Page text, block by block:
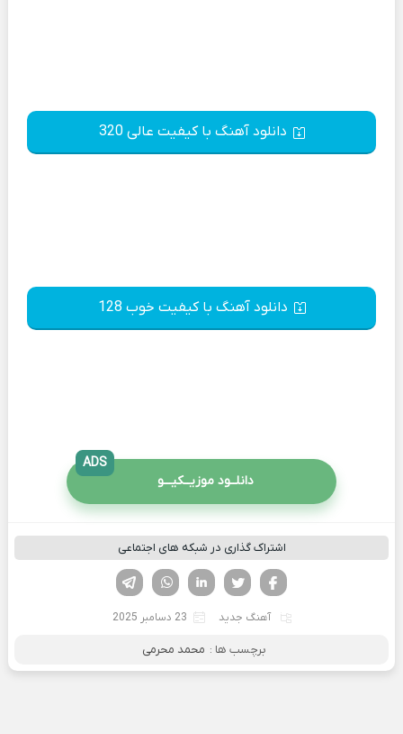
دانلود آهنگ با کیفیت عالی 320
دانلود آهنگ با کیفیت خوب 128
دانلــود موزیــکیـــو
ADS
اشتراک گذاری در شبکه های اجتماعی
لینکدین تویتر
فیسوک
آهنگ جدید 23 دسامبر 2025
برچسب ها : محمد محرمی